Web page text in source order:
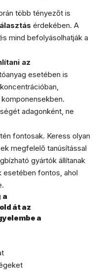
több tényezőt is
érdekében. A
mind befolyásolhatják a
az
esetében is
adagonként, ne
fontosak. Keress olyan
megfelelő tanúsítással
gyártók állítanak
esetében fontos, ahol
a
át az
a